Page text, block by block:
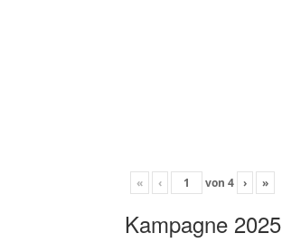
« ‹ von 4 › »
Kampagne 2025